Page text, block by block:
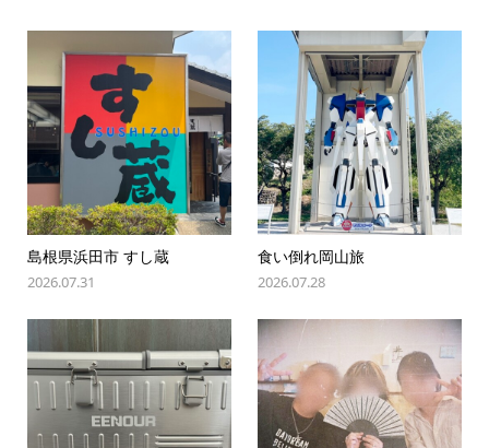
島根県浜田市 すし蔵
2026.07.31
食い倒れ岡山旅
2026.07.28